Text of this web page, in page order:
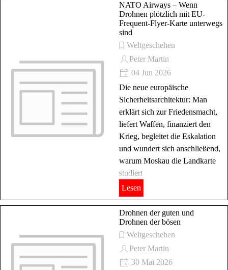
NATO Airways – Wenn
Drohnen plötzlich mit EU-
Frequent-Flyer-Karte unterwegs
sind
Weltgeschehen
Peter Martin
04 Jun 2026
Die neue europäische
Sicherheitsarchitektur: Man
erklärt sich zur Friedensmacht,
liefert Waffen, finanziert den
Krieg, begleitet die Eskalation
und wundert sich anschließend,
warum Moskau die Landkarte
studiert
Lesen
Drohnen der guten und
Drohnen der bösen
Weltgeschehen
Peter Martin
30 Mai 2026